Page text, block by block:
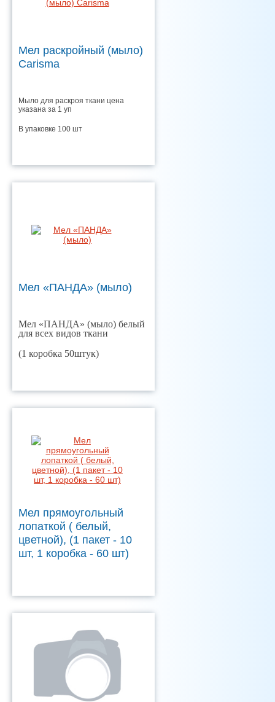
Мел раскройный (мыло)
Carisma
Мыло для раскроя ткани цена
указана за 1 уп
В упаковке 100 шт
Мел «ПАНДА» (мыло)
Мел «ПАНДА» (мыло) белый
для всех видов ткани
(1 коробка 50штук)
Мел прямоугольный
лопаткой ( белый,
цветной), (1 пакет - 10
шт, 1 коробка - 60 шт)